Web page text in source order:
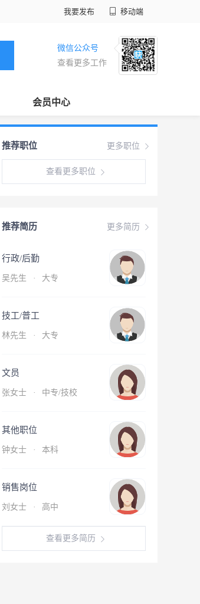
我要发布 移动端
微信公众号
查看更多工作
会员中心
更多职位
推荐职位
查看更多职位
更多简历
推荐简历
行政/后勤
吴先生 · 大专
技工/普工
林先生 · 大专
文员
张女士 · 中专/技校
其他职位
钟女士 · 本科
销售岗位
刘女士 · 高中
查看更多简历